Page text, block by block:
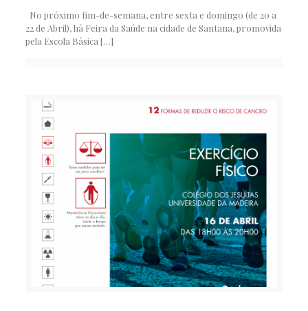
No próximo fim-de-semana, entre sexta e domingo (de 20 a
22 de Abril), há Feira da Saúde na cidade de Santana, promovida
pela Escola Básica[…]